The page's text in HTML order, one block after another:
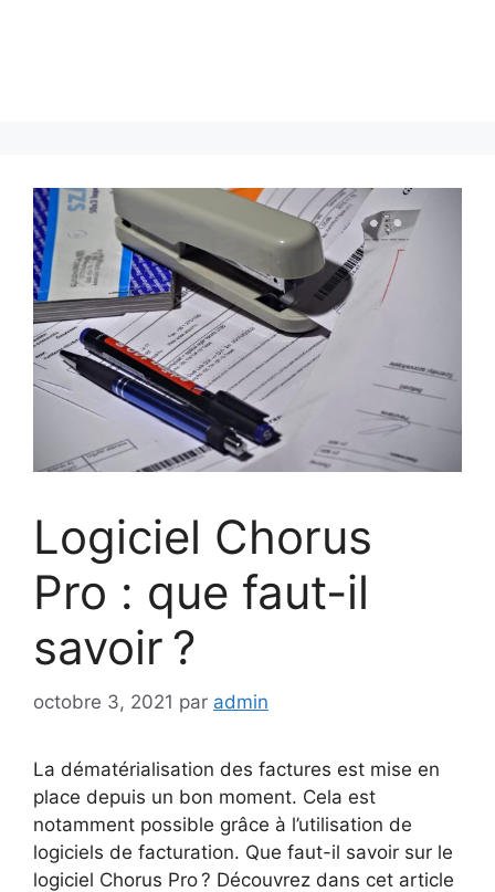
Logiciel Chorus
Pro : que faut-il
savoir ?
octobre 3, 2021 par admin
La dématérialisation des factures est mise en
place depuis un bon moment. Cela est
notamment possible grâce à l’utilisation de
logiciels de facturation. Que faut-il savoir sur le
logiciel Chorus Pro ? Découvrez dans cet article